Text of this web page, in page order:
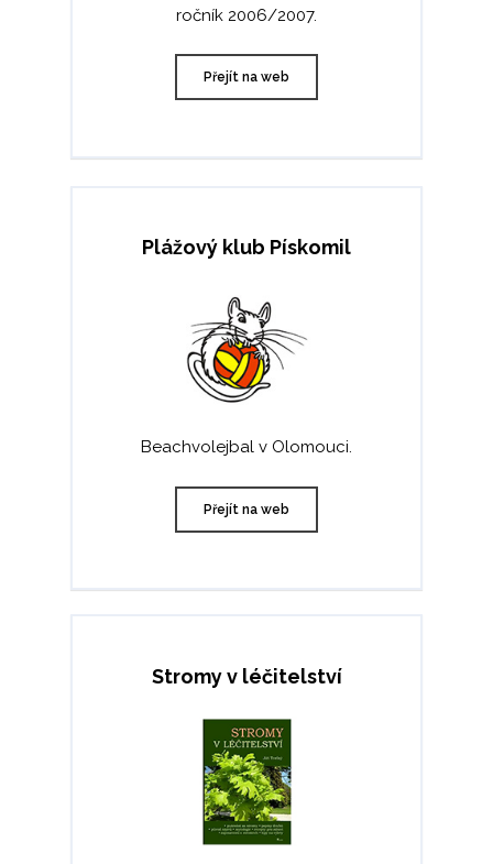
ročník 2006/2007.
Přejít na web
Plážový klub Pískomil
Beachvolejbal v Olomouci.
Přejít na web
Stromy v léčitelství